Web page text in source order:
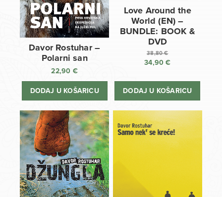
Davor Rostuhar –
Polarni san
22,90 €
DODAJ U KOŠARICU
Love Around the
World (EN) –
BUNDLE: BOOK &
DVD
38,80€
Izvorna
bila
34,90€
cijena
DODAJ U KOŠARICU